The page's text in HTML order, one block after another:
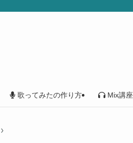
歌ってみたの作り方 Mix講座